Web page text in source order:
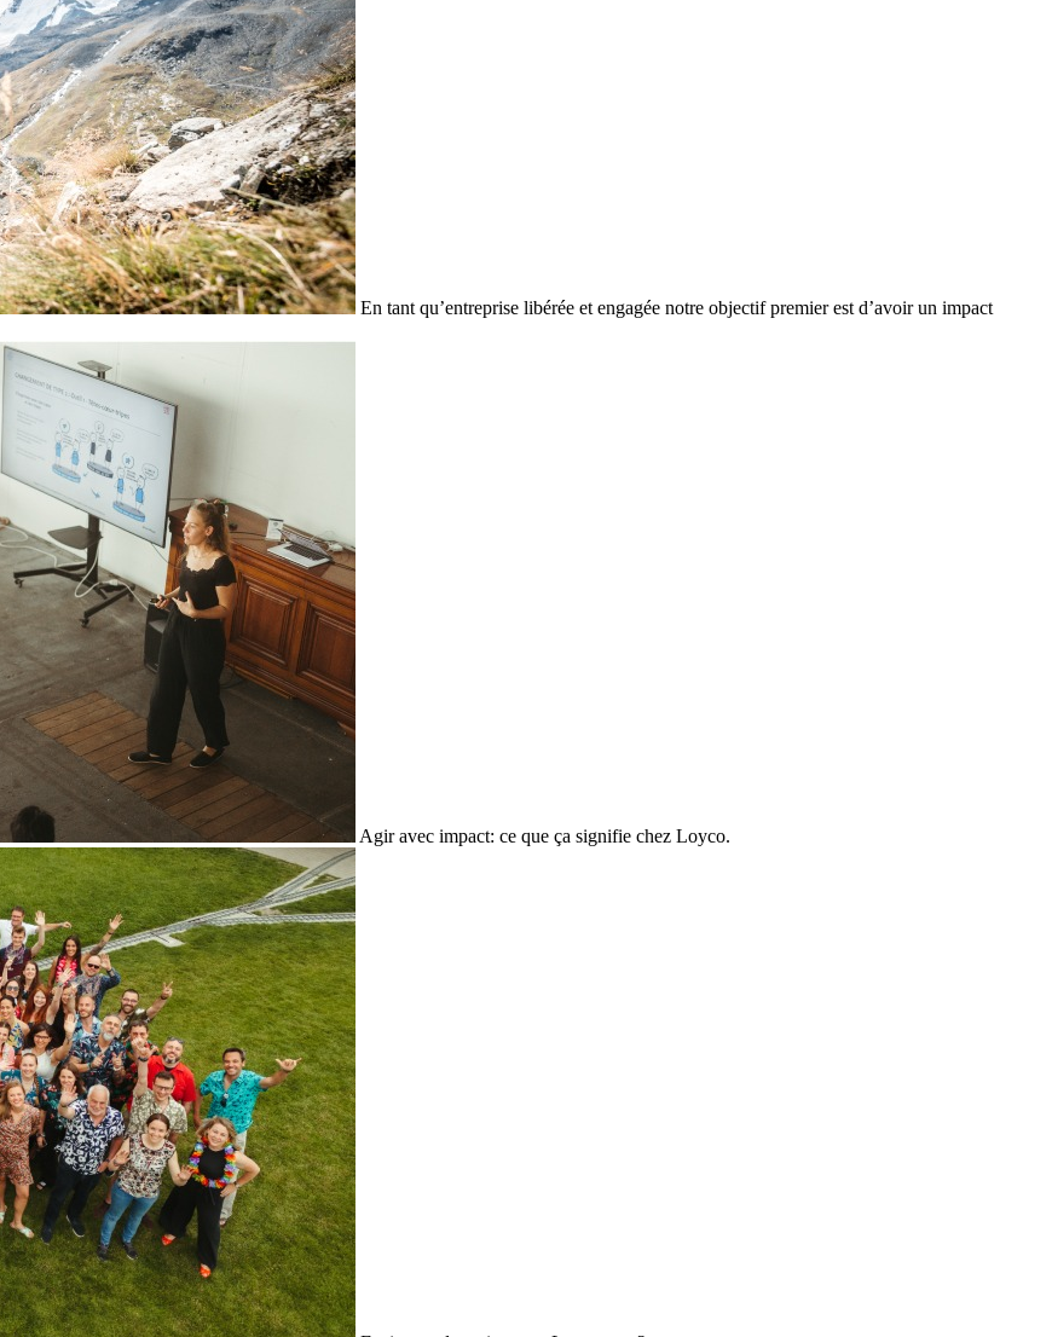
En tant qu’entreprise libérée et engagée notre objectif premier est d’avoir un impact
Agir avec impact: ce que ça signifie chez Loyco.